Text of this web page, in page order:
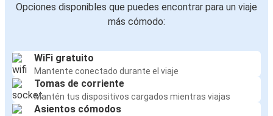
Opciones disponibles que puedes encontrar para un viaje
más cómodo:
WiFi gratuito
Mantente conectado durante el viaje
Tomas de corriente
Mantén tus dispositivos cargados mientras viajas
Asientos cómodos